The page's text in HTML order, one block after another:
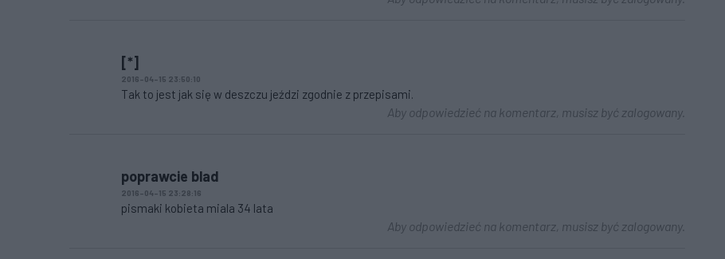
[*]
2016-04-15 23:50:10
Tak to jest jak się w deszczu jeździ zgodnie z przepisami.
Aby odpowiedzieć na komentarz, musisz być zalogowany.
poprawcie blad
2016-04-15 23:28:16
pismaki kobieta miala 34 lata
Aby odpowiedzieć na komentarz, musisz być zalogowany.